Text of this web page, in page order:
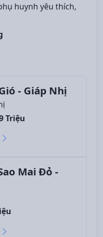
huynh yêu thích,
- Giáp Nhị
Triệu
Mai Đỏ -